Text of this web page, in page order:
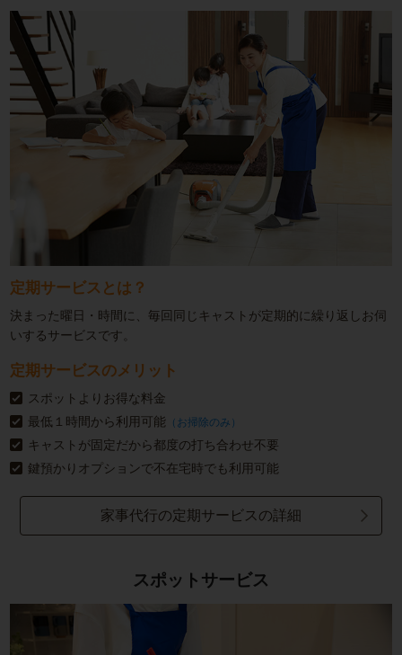
定期サービスとは？
決まった曜日・時間に、毎回同じキャストが定期的に繰り返しお伺
いするサービスです。
定期サービスのメリット
スポットよりお得な料金
最低１時間から利用可能 （お掃除のみ）
キャストが固定だから都度の打ち合わせ不要
鍵預かりオプションで不在宅時でも利用可能
家事代行の定期サービスの詳細
スポットサービス